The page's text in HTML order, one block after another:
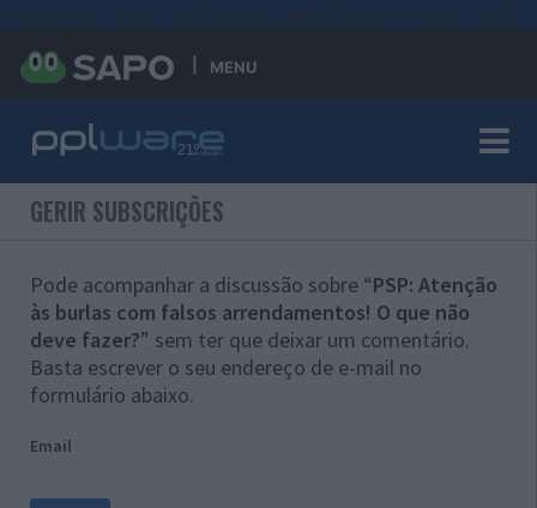
MENU
GERIR SUBSCRIÇÕES
Pode acompanhar a discussão sobre “PSP: Atenção
às burlas com falsos arrendamentos! O que não
deve fazer?” sem ter que deixar um comentário.
Basta escrever o seu endereço de e-mail no
formulário abaixo.
Email